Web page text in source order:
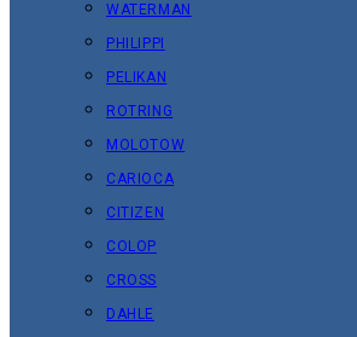
WATERMAN
PHILIPPI
PELIKAN
ROTRING
MOLOTOW
CARIOCA
CITIZEN
COLOP
CROSS
DAHLE